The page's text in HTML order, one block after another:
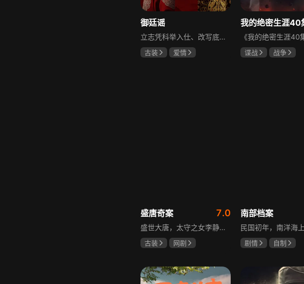
御廷谣
立志凭科举入仕、改写底层命运的孤女孟廷辉因意外结识微服私访的少年新帝英寡，二人联手铲除沙州官匪，英寡赏识其胆识智谋，暗中助力她赴京赶考。孟廷辉入京后遭科举舞弊构陷，凭智勇自证清白，被英寡破格任命为察闻院主事，清查虎啸帮、晚香阁等黑恶势力，逐步牵出血月会复国阴谋与朝堂权斗。二人从君臣知己渐生情愫，历经身世谜团、朝堂阻力与边境战乱，最终平定叛乱、整肃朝纲，携手共护江山万民。
古装
爱情
谍战
战争
盛唐奇案 7.0
盛世大唐，太守之女李静澜天赋异禀，擅验尸断案，与神秘“鬼探”决明、武艺高强的捕快苏御安联手追凶，揭开一桩桩离奇悬案：双生姐妹的生死置换、跨越十七年的书生冤案、雅集会上的连环仪式杀人等。在迷雾与鲜血中，李静澜与决明暗生情愫，彼此扶持，坚守心中正道，挣脱宿命桎梏。盛世灯火之下，他们以智慧与勇气涤荡污浊，书写下一段守护正义与清明的传奇。
古装
网剧
南部档案
剧情
自制